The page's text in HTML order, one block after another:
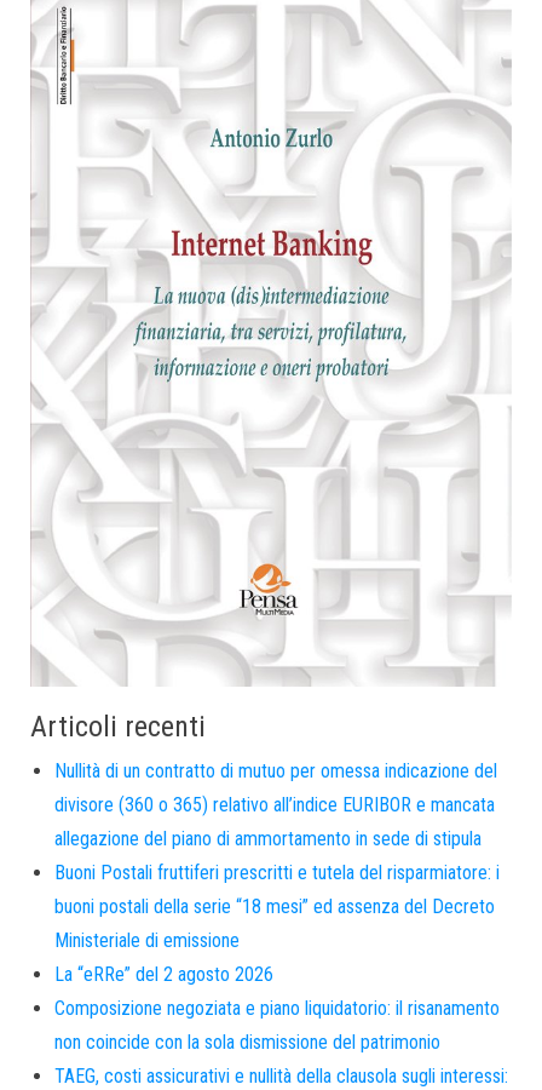
Articoli recenti
Nullità di un contratto di mutuo per omessa indicazione del
divisore (360 o 365) relativo all’indice EURIBOR e mancata
allegazione del piano di ammortamento in sede di stipula
Buoni Postali fruttiferi prescritti e tutela del risparmiatore: i
buoni postali della serie “18 mesi” ed assenza del Decreto
Ministeriale di emissione
La “eRRe” del 2 agosto 2026
Composizione negoziata e piano liquidatorio: il risanamento
non coincide con la sola dismissione del patrimonio
TAEG, costi assicurativi e nullità della clausola sugli interessi: